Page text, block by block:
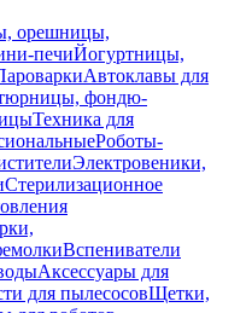
орешницы,
печиЙогуртницы,
Автоклавы для
фондю-
Техника для
Роботы-
Электровеники,
Стерилизационное
Вспениватели
Аксессуары для
для пылесосовЩетки,